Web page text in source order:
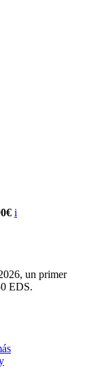
i
un primer
EDS.